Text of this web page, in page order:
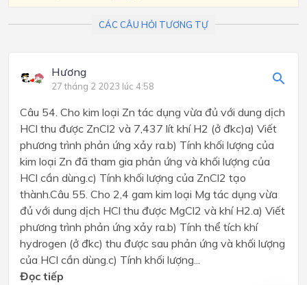
CÁC CÂU HỎI TƯƠNG TỰ
Hương
27 tháng 2 2023 lúc 4:58
Câu 54. Cho kim loại Zn tác dụng vừa đủ với dung dịch
HCl thu được ZnCl2 và 7,437 lít khí H2 (ở đkc)a) Viết
phương trình phản ứng xảy ra.b) Tính khối lượng của
kim loại Zn đã tham gia phản ứng và khối lượng của
HCl cần dùng.c) Tính khối lượng của ZnCl2 tạo
thành.Câu 55. Cho 2,4 gam kim loại Mg tác dụng vừa
đủ với dung dịch HCl thu được MgCl2 và khí H2.a) Viết
phương trình phản ứng xảy ra.b) Tính thể tích khí
hydrogen (ở đkc) thu được sau phản ứng và khối lượng
của HCl cần dùng.c) Tính khối lượng...
Đọc tiếp